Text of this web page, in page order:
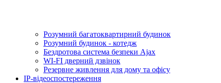
Розумний багатоквартирний будинок
Розумний будинок - котедж
Бездротова система безпеки Ajax
WI-FI дверний дзвінок
Резервне живлення для дому та офісу
IP-відеоспостереження